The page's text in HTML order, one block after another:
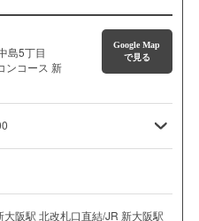
島5丁目
ンコース 新
Google Map
で見る
大阪駅 北改札口直結/JR 新大阪駅